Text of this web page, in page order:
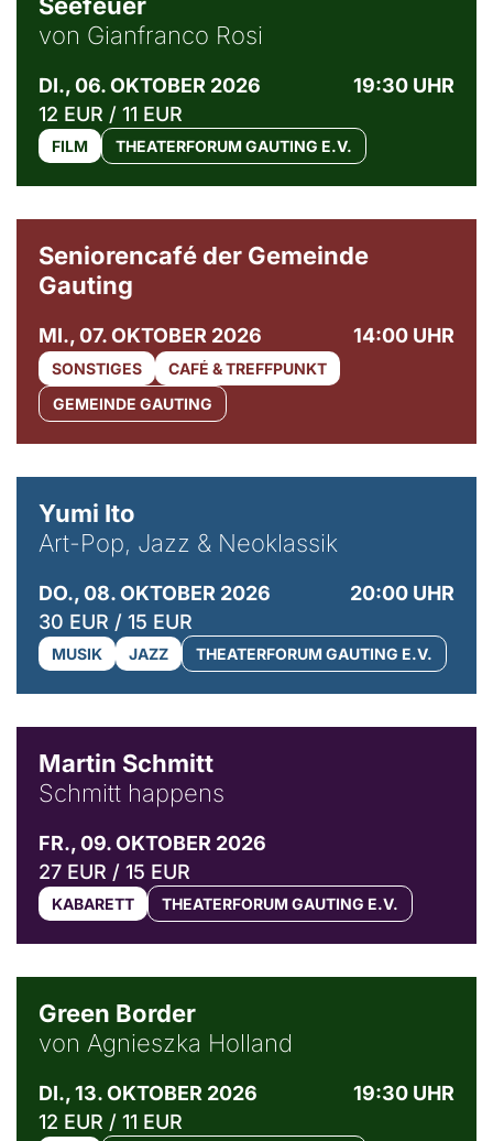
von Gianfranco Rosi
DI., 06. OKTOBER 2026
19:30 UHR
12 EUR / 11 EUR
FILM THEATERFORUM GAUTING E.V.
Seniorencafé der Gemeinde
Gauting
MI., 07. OKTOBER 2026 14:00 UHR
SONSTIGES
CAFÉ & TREFFPUNKT
GEMEINDE GAUTING
Yumi Ito
Art-Pop, Jazz & Neoklassik
DO., 08. OKTOBER 2026
20:00 UHR
30 EUR / 15 EUR
MUSIK JAZZ THEATERFORUM GAUTING E.V.
Martin Schmitt
Schmitt happens
FR., 09. OKTOBER 2026
27 EUR / 15 EUR
KABARETT THEATERFORUM GAUTING E.V.
Green Border
von Agnieszka Holland
DI., 13. OKTOBER 2026
19:30 UHR
12 EUR / 11 EUR